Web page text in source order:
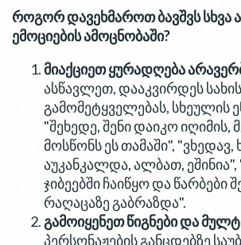
როგორ დავეხმაროთ ბავშვს სხვა
ემოციების ამოცნობაში?
მიაქციეთ ყურადღება
ასწავლეთ, დააკვირდეს სახის
გამომეტყველებას, სხეულის
"შეხედე, შენი დაიკო იღიმის,
მოსწონს ეს თამაში", "ვხედავ,
აუკანკალდა, ალბათ,
ჯიბეებში ჩაიწყო და წარბები
რაღაცაზე გაბრაზდა".
გამოიყენეთ წიგნები და
პერსონაჟების განცდებზე